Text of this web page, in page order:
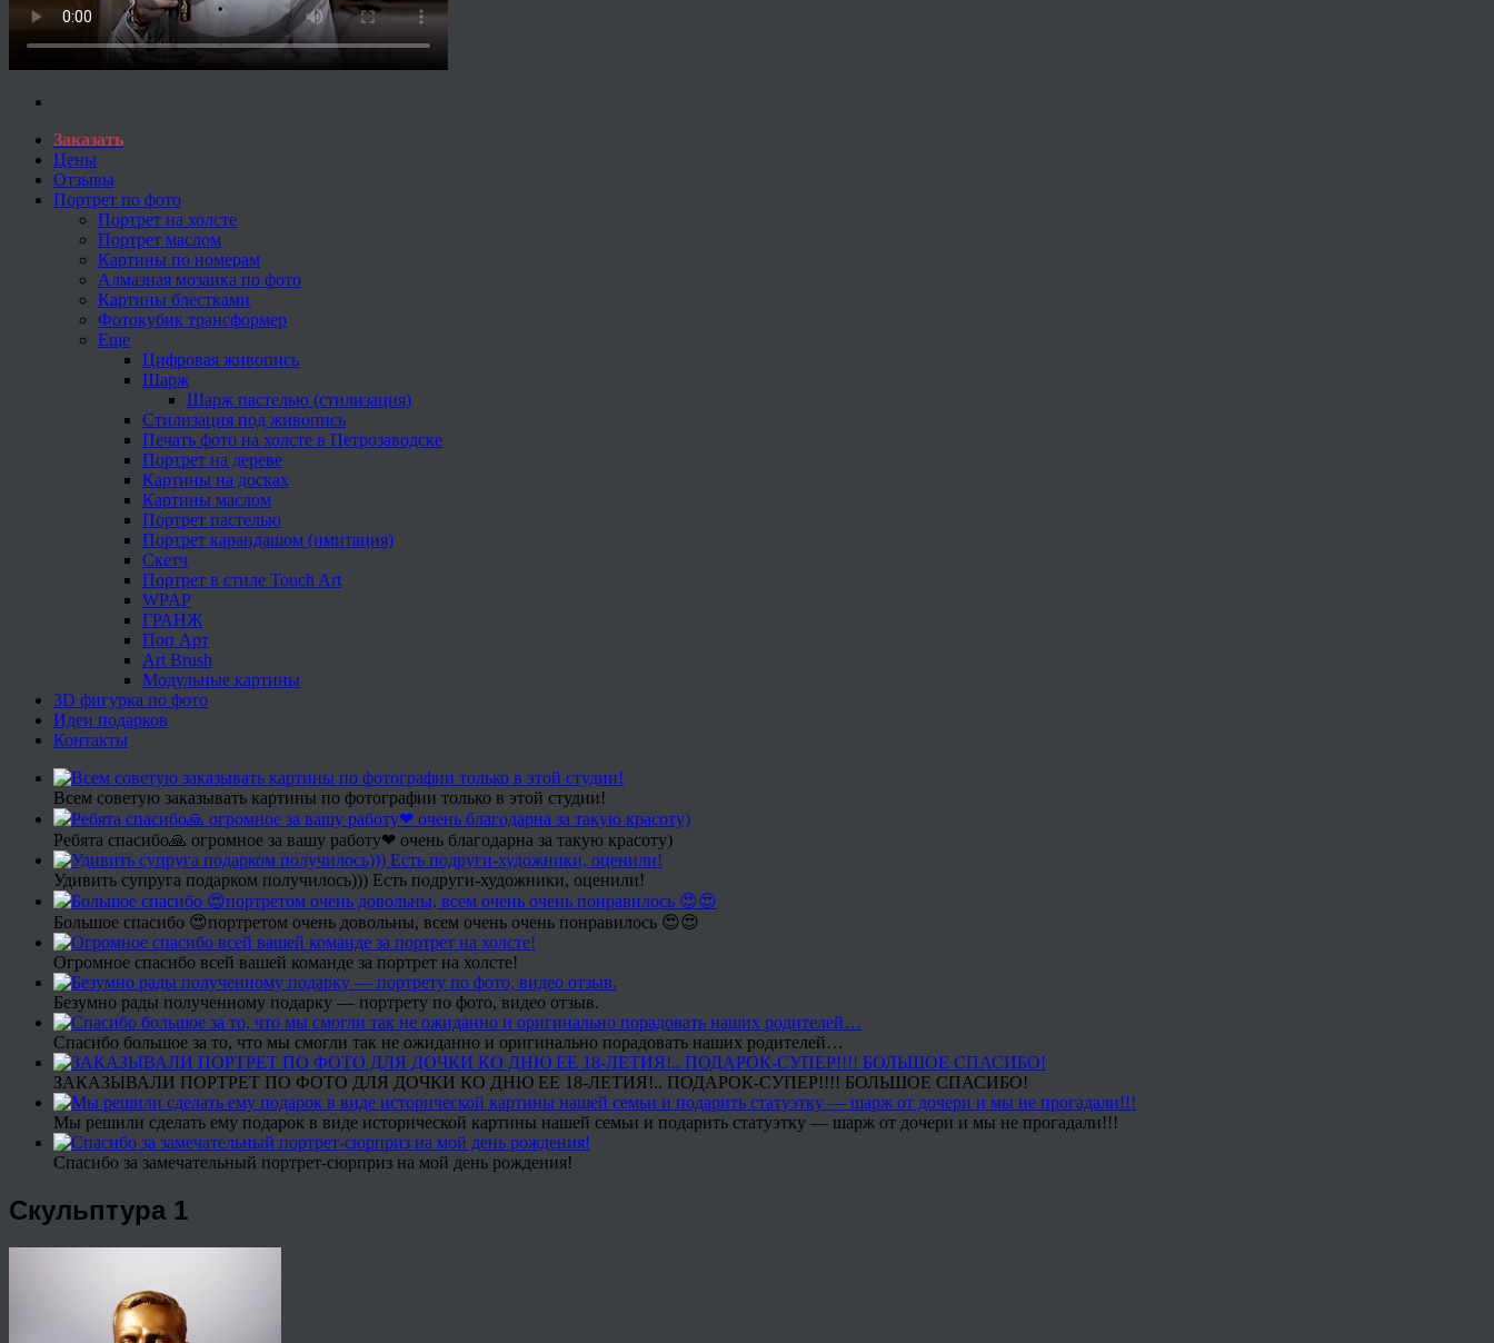
Заказать
Цены
Отзывы
Портрет по фото
Портрет на холсте
Портрет маслом
Картины по номерам
Алмазная мозаика по фото
Картины блестками
Фотокубик трансформер
Еще
Цифровая живопись
Шарж
Шарж пастелью (стилизация)
Стилизация под живопись
Печать фото на холсте в Петрозаводске
Портрет на дереве
Картины на досках
Картины маслом
Портрет пастелью
Портрет карандашом (имитация)
Скетч
Портрет в стиле Touch Art
WPAP
ГРАНЖ
Поп Арт
Art Brush
Модульные картины
3D фигурка по фото
Идеи подарков
Контакты
Всем советую заказывать картины по фотографии только в этой студии!
Ребята спасибо🙏 огромное за вашу работу❤ очень благодарна за такую красоту)
Удивить супруга подарком получилось))) Есть подруги-художники, оценили!
Большое спасибо 😍портретом очень довольны, всем очень очень понравилось 😍😍
Огромное спасибо всей вашей команде за портрет на холсте!
Безумно рады полученному подарку — портрету по фото, видео отзыв.
Спасибо большое за то, что мы смогли так не ожиданно и оригинально порадовать наших родителей…
ЗАКАЗЫВАЛИ ПОРТРЕТ ПО ФОТО ДЛЯ ДОЧКИ КО ДНЮ ЕЕ 18-ЛЕТИЯ!.. ПОДАРОК-СУПЕР!!!! БОЛЬШОЕ СПАСИБО!
Мы решили сделать ему подарок в виде исторической картины нашей семьи и подарить статуэтку — шарж от дочери и мы не прогадали!!!
Спасибо за замечательный портрет-сюрприз на мой день рождения!
Скульптура 1